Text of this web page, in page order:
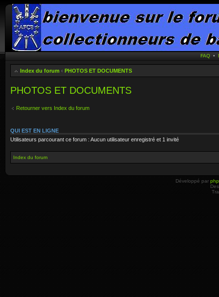
FAQ •
Index du forum ‹ PHOTOS ET DOCUMENTS
PHOTOS ET DOCUMENTS
Retourner vers Index du forum
QUI EST EN LIGNE
Utilisateurs parcourant ce forum : Aucun utilisateur enregistré et 1 invité
Index du forum
Développé par